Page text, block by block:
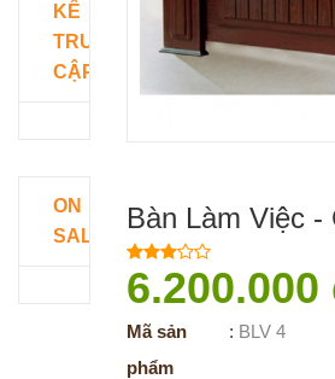
KÊ
TRUY
CẬP
ON
SALE
Bàn Làm Việc -
6.200.000
Mã sản
phẩm
: BLV 4